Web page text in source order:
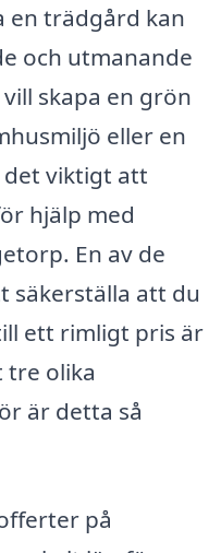
en trädgård kan
och utmanande
skapa en grön
eller en
viktigt att
hjälp med
En av de
säkerställa att du
ett rimligt pris är
tre olika
är detta så
på